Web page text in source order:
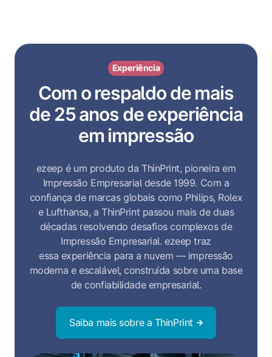
Experiência
Com o respaldo de mais
de 25 anos de experiência
em impressão
ezeep é um produto da ThinPrint, pioneira em
Impressão Empresarial desde 1999. Com a
confiança de marcas globais como Philips, Rolex
e Lufthansa, a ThinPrint passou mais de duas
décadas resolvendo desafios complexos de
Impressão Empresarial. ezeep traz
essa experiência para a nuvem — impressão
moderna e escalável, construída sobre uma base
de confiabilidade empresarial.
Saiba mais sobre a ThinPrint